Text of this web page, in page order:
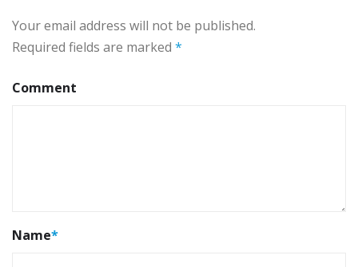
Your email address will not be published.
Required fields are marked *
Comment
Name*